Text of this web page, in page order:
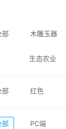
部 木雕玉器
生态农业
部 红色
部 PC端